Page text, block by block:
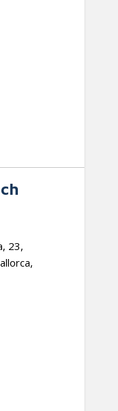
23,